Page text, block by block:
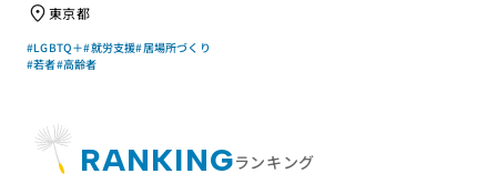
慶子さん【聞き手】
東京都
#LGBTQ＋#就労支援#居場所づくり
#若者#高齢者
RANKINGランキング